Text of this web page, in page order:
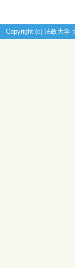
Copyright (c) 法政大学